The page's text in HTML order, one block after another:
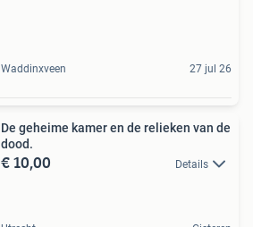
Waddinxveen 27 jul 26
De geheime kamer en de relieken van de
dood.
€ 10,00 Details